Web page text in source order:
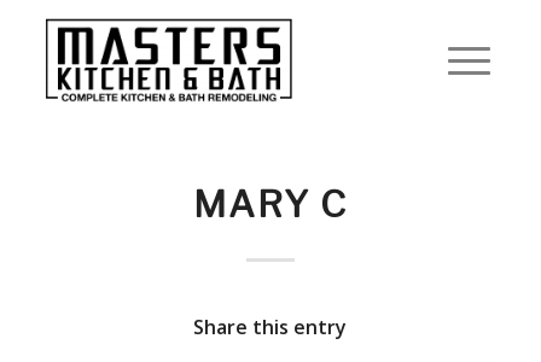
MARY C
Share this entry